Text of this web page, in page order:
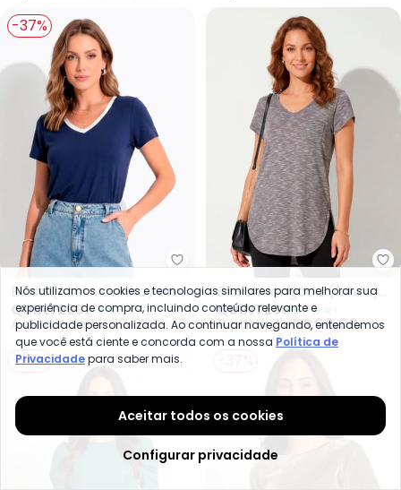
-37%
Quintess - Blusa (Azul
Blusa (Azul Marinho) em
Malha de Viscose
QUINTESS
A partir deR$ 49,99R$ 79,99
Blusa Alongada (Cinza)
com Decote V
QUINTESS
A partir deR$ 69,99
-30%
Nós utilizamos cookies e tecnologias similares para melhorar sua
experiência de compra, incluindo conteúdo relevante e
publicidade personalizada. Ao continuar navegando, entendemos
que você está ciente e concorda com a nossa Política de
Privacidadepara saber mais.
Aceitar todos os cookies
Configurar privacidade